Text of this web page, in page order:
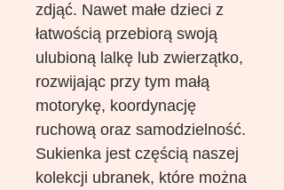
zdjąć. Nawet małe dzieci z
łatwością przebiorą swoją
ulubioną lalkę lub zwierzątko,
rozwijając przy tym małą
motorykę, koordynację
ruchową oraz samodzielność.
Sukienka jest częścią naszej
kolekcji ubranek, które można